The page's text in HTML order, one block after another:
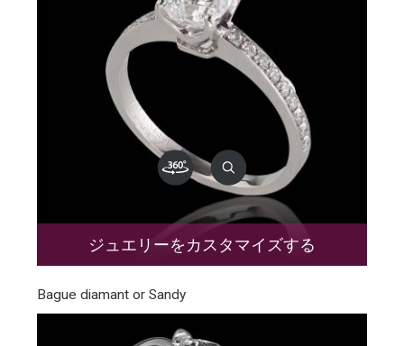
ジュエリーをカスタマイズする
Bague diamant or Sandy